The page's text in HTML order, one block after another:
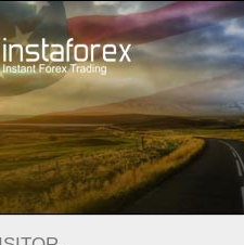
InstaForex के बारे में